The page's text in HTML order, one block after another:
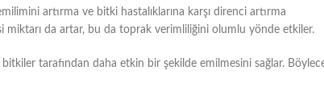
artırma ve bitki hastalıklarına karşı direnci artırma
miktarı da artar, bu da toprak verimliliğini olumlu yönde etkiler.
tarafından daha etkin bir şekilde emilmesini sağlar.